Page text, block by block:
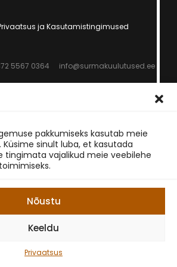
pakkumiseks kasutab meie
Küsime sinult luba, et kasutada
tingimata vajalikud meie veebilehe
Nõustu
Keeldu
Privaatsus
ja Kasutamistingimused
5567 0364 info@surmakuulutused.ee